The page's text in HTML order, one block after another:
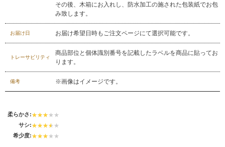
その後、木箱にお入れし、防水加工の施された包装紙でお包
み致します。
お届け日 お届け希望日時もご注文ページにて選択可能です。
トレーサビリティ
商品部位と個体識別番号を記載したラベルを商品に貼ってお
ります。
備考 ※画像はイメージです。
柔らかさ:
サシ:
希少度: